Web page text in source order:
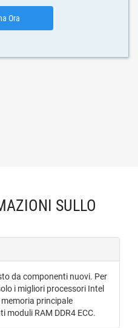
Ora
SULLO
da componenti nuovi. Per
i migliori processori Intel
memoria principale
moduli RAM DDR4 ECC.